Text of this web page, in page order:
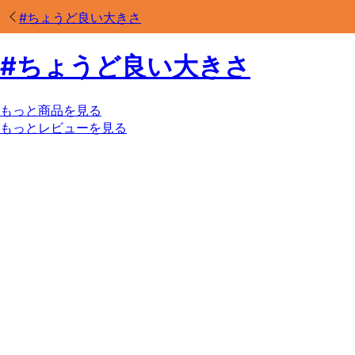
#ちょうど良い大きさ
#ちょうど良い大きさ
もっと商品を見る
もっとレビューを見る